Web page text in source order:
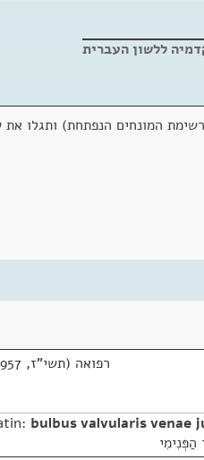
ללשון העברית
המונחים הנפתחת) ותגלו
רפואה (תשי"ז, 1957)
bulbus valvularis venae